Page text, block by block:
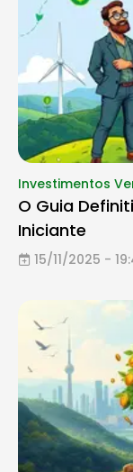
Investimentos
O Guia
Iniciante
15/11/2025 -